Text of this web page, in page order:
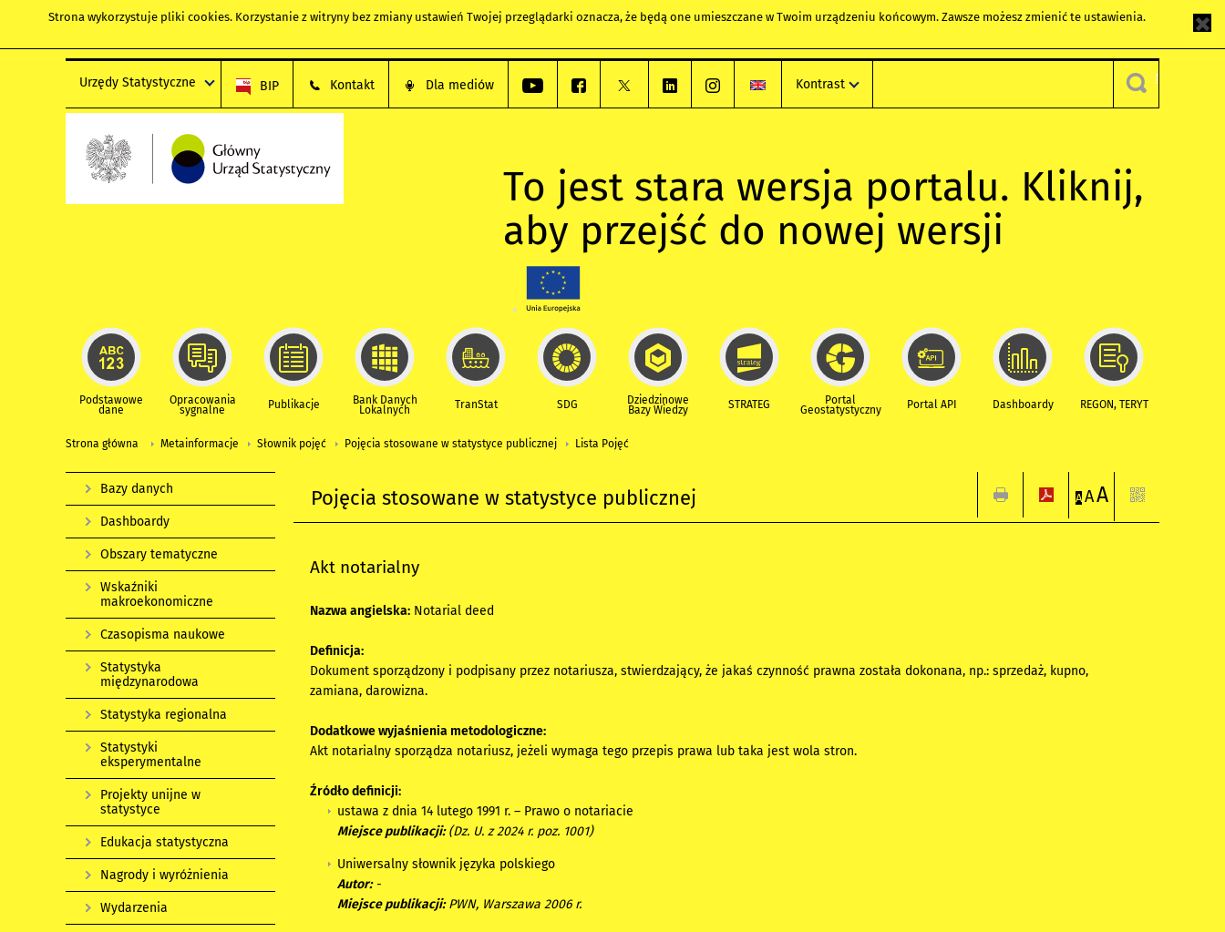
Strona wykorzystuje pliki cookies. Korzystanie z witryny bez zmiany ustawień Twojej przeglądarki oznacza, że będą one umieszczane w Twoim urządzeniu końcowym. Zawsze możesz zmienić te ustawienia.
Urzędy Statystyczne BIP Kontakt Dla mediów Kontrast
To jest stara wersja portalu. Kliknij,
aby przejść do nowej wersji
Podstawowe
dane
Opracowania
sygnalne Publikacje Bank Danych
Lokalnych TranStat SDG Dziedzinowe
Bazy Wiedzy STRATEG Portal
Geostatystyczny Portal API Dashboardy REGON, TERYT
Strona główna Metainformacje Słownik pojęć Pojęcia stosowane w statystyce publicznej Lista Pojęć
Pojęcia stosowane w statystyce publicznej A AA
Akt notarialny
Nazwa angielska: Notarial deed
Definicja:
Dokument sporządzony i podpisany przez notariusza, stwierdzający, że jakaś czynność prawna została dokonana, np.: sprzedaż, kupno,
zamiana, darowizna.
Dodatkowe wyjaśnienia metodologiczne:
Akt notarialny sporządza notariusz, jeżeli wymaga tego przepis prawa lub taka jest wola stron.
Źródło definicji:
ustawa z dnia 14 lutego 1991 r. – Prawo o notariacie
Miejsce publikacji:(Dz. U. z 2024 r. poz. 1001)
Uniwersalny słownik języka polskiego
Autor:-
Miejsce publikacji:PWN, Warszawa 2006 r.
Bazy danych
Dashboardy
Obszary tematyczne
Wskaźniki
makroekonomiczne
Czasopisma naukowe
Statystyka
międzynarodowa
Statystyka regionalna
Statystyki
eksperymentalne
Projekty unijne w
statystyce
Edukacja statystyczna
Nagrody i wyróżnienia
Wydarzenia